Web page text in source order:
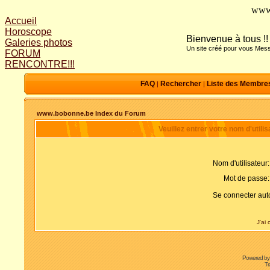
Accueil
Horoscope
Galeries photos
FORUM
RENCONTRE!!!
Bienvenue à tous !!
Un site créé pour vous
FAQ| Rechercher| Liste des
www.bobonne.be Index du Forum
Veuillez entrer votre nom
Nom d'utilisateur:
Mot de passe:
Se connecter
J'ai
Powered by